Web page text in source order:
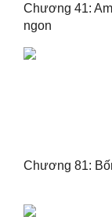
Chương 41:
ngon
Chương 81: